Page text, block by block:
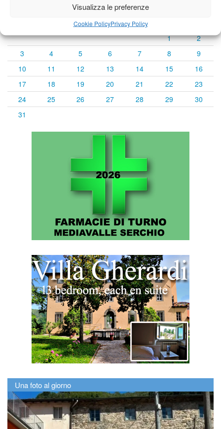
Visualizza le preferenze
Cookie PolicyPrivacy Policy
Agosto 2026
M G V
1
2
3
4 5 6 7 8
9
10
11 12 13 14 15
16
17
18 19 20 21 22
23
24
25 26 27 28 29
30
31
Una foto al giorno